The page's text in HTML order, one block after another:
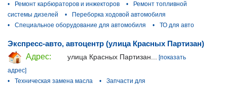
•
Ремонт карбюраторов и инжекторов •
Ремонт топливной
системы дизелей
•
Переборка ходовой автомобиля
•
Специальное оборудование для автомобиля • ТО для авто
Экспресс-авто, автоцентр (улица Красных Партизан)
Адрес:
улица Красных Партизан... [показать
адрес]
•
Техническая замена масла •
Запчасти для